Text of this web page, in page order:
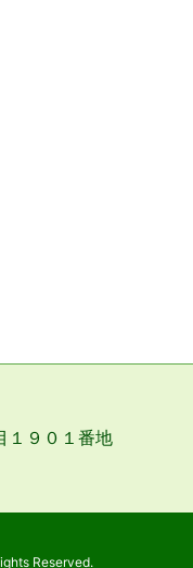
１９０１番地
Reserved.